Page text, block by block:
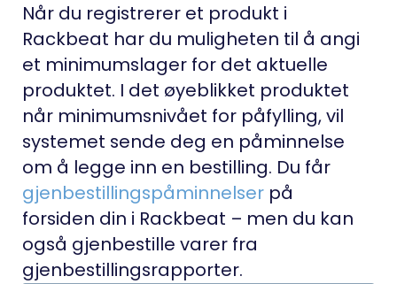
Når du registrerer et produkt i
Rackbeat har du muligheten til å angi
et minimumslager for det aktuelle
produktet. I det øyeblikket produktet
når minimumsnivået for påfylling, vil
systemet sende deg en påminnelse
om å legge inn en bestilling. Du får
gjenbestillingspåminnelserpå
forsiden din i Rackbeat – men du kan
også gjenbestille varer fra
gjenbestillingsrapporter.